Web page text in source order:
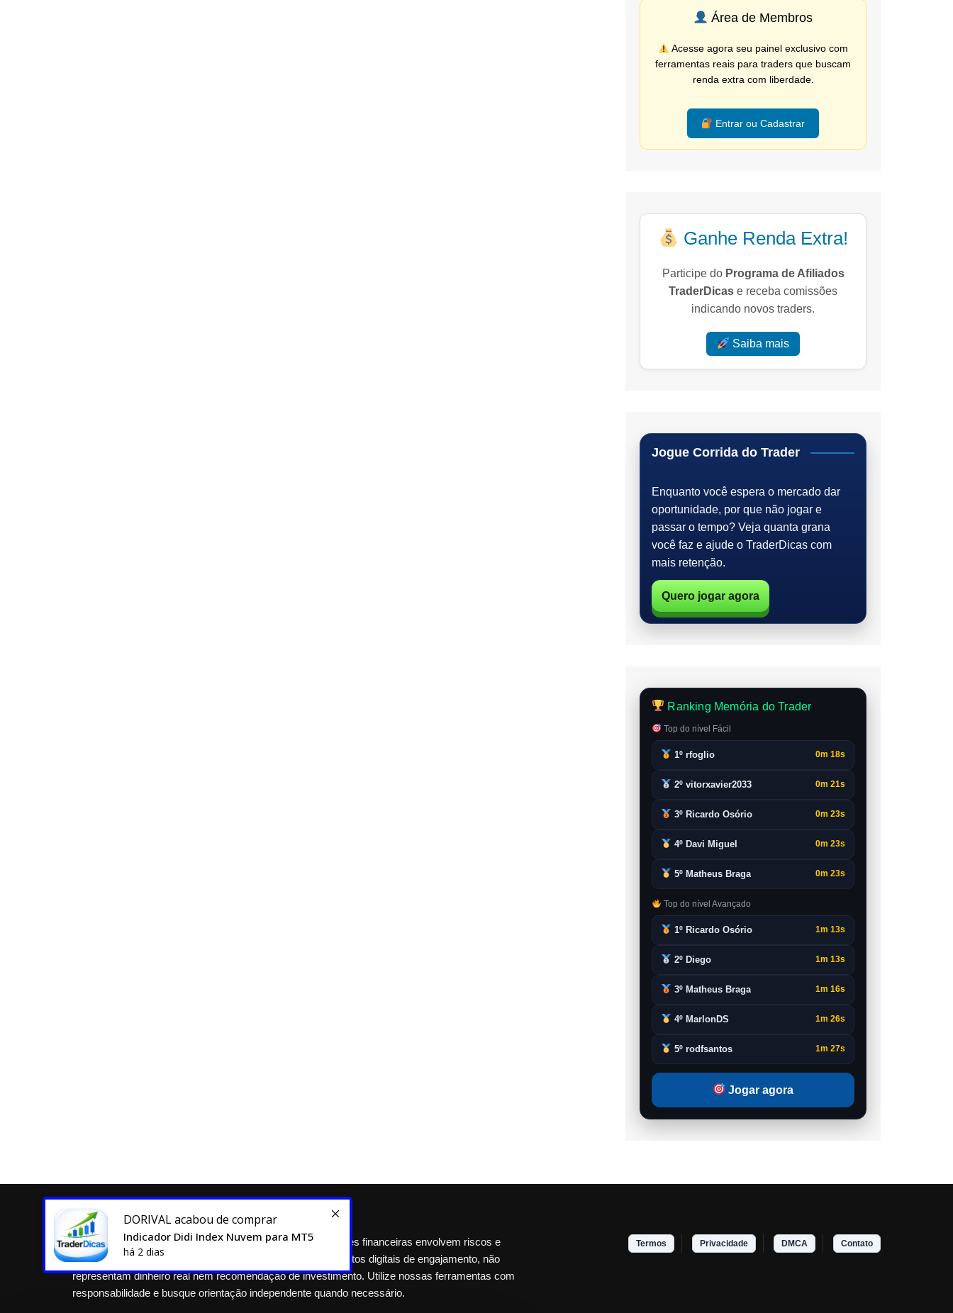
Área de Membros
Acesse agora seu painel exclusivo com
ferramentas reais para traders que buscam
renda extra com liberdade.
Entrar ou Cadastrar
Ganhe Renda Extra!
Participe do Programa de Afiliados
TraderDicas e receba comissões
indicando novos traders.
Saiba mais
Jogue Corrida do Trader
Enquanto você espera o mercado dar
oportunidade, por que não jogar e
passar o tempo? Veja quanta grana
você faz e ajude o TraderDicas com
mais retenção.
Quero jogar agora
Ranking Memória do Trader
Top do nível Fácil
1º rfoglio 0m 18s
2º vitorxavier2033 0m 21s
3º Ricardo Osório 0m 23s
4º Davi Miguel 0m 23s
5º Matheus Braga 0m 23s
Top do nível Avançado
1º Ricardo Osório 1m 13s
2º Diego 1m 13s
3º Matheus Braga 1m 16s
4º MarlonDS 1m 26s
5º rodfsantos 1m 27s
Jogar agora
TraderDicas.com — Todos os direitos reservados. Operações financeiras envolvem riscos e
podem não ser adequadas para todos. TD$ e Cotas são pontos digitais de engajamento, não
representam dinheiro real nem recomendação de investimento. Utilize nossas ferramentas com
responsabilidade e busque orientação independente quando necessário.
Termos Privacidade DMCA Contato
DORIVALacabou de comprar
Indicador Didi Index Nuvem para MT5
há 2 dias